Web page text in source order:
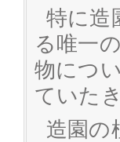
特に造
る唯一
物につ
ていた
造園の